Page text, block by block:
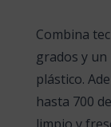
Combina
grados y
plástico.
hasta 700